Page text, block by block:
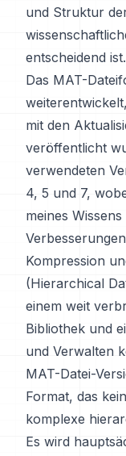
und Struktur
entscheidend ist.
Das MAT-
mit den
veröffentlicht
verwendeten
4, 5 und 7,
meines
Kompression
(Hierarchical
einem weit
Bibliothek und
und Verwalten
MAT-Datei-
Format, das
komplexe
Es wird